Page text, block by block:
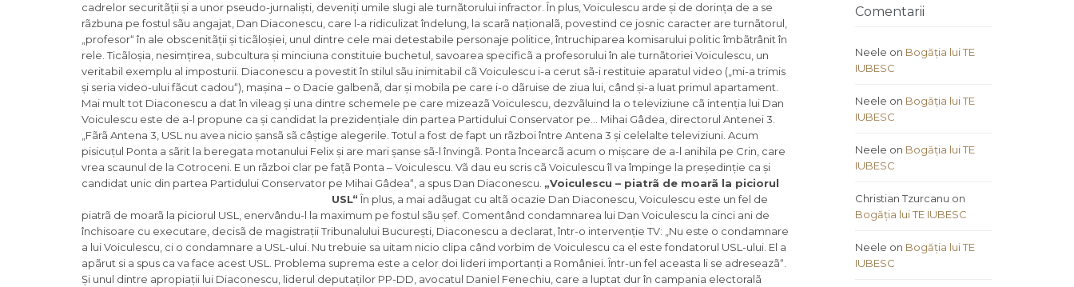
cadrelor securitãții și a unor pseudo-jurnaliști, deveniți umile slugi ale turnãtorului infractor. În plus, Voiculescu arde și de dorința de a se
rãzbuna pe fostul sãu angajat, Dan Diaconescu, care l-a ridiculizat îndelung, la scarã naționalã, povestind ce josnic caracter are turnãtorul,
„profesor“ în ale obscenitãții și ticãloșiei, unul dintre cele mai detestabile personaje politice, întruchiparea komisarului politic îmbãtrânit în
rele. Ticãloșia, nesimțirea, subcultura și minciuna constituie buchetul, savoarea specificã a profeso­rului în ale turnãtoriei Voiculescu, un
veritabil exemplu al imposturii. Diaconescu a povestit în stilul sãu inimitabil cã Voiculescu i-a cerut sã-i restituie aparatul video („mi-a trimis
și seria video-ului fãcut cadou“), mașina – o Dacie galbenã, dar și mobila pe care i-o dãruise de ziua lui, când și-a luat primul apartament.
Mai mult tot Diaconescu a dat în vileag și una dintre schemele pe care mizeazã Voiculescu, dezvãluind la o televiziune cã intenția lui Dan
Voiculescu este de a-l propune ca și candidat la prezidențiale din partea Partidului Conservator pe… Mihai Gâdea, directorul Antenei 3.
„Fãrã Antena 3, USL nu avea nicio șansã sã câștige alegerile. Totul a fost de fapt un rãzboi între Antena 3 și celelalte televiziuni. Acum
pisicuțul Ponta a sãrit la beregata motanului Felix și are mari șanse sã-l învingã. Ponta încearcã acum o mișcare de a-l anihila pe Crin, care
vrea scaunul de la Cotroceni. E un rãzboi clar pe fațã Ponta – Voiculescu. Vã dau eu scris cã Voiculescu îl va împinge la președinție ca și
candidat unic din partea Partidului Conservator pe Mihai Gâdea“, a spus Dan Diaconescu. „Voiculescu – piatrã de moarã la piciorul
USL“ În plus, a mai adãugat cu altã ocazie Dan Diaconescu, Voiculescu este un fel de
piatrã de moarã la piciorul USL, enervându-l la maximum pe fostul sãu șef. Comentând condamnarea lui Dan Voiculescu la cinci ani de
închisoare cu executare, decisã de magistrații Tribunalului București, Diaconescu a declarat, într-o intervenție TV: „Nu este o condamnare
a lui Voiculescu, ci o condamnare a USL-ului. Nu trebuie sa uitam nicio clipa când vorbim de Voiculescu ca el este fondatorul USL-ului. El a
apãrut si a spus ca va face acest USL. Problema suprema este a celor doi lideri importanți a României. Într-un fel aceasta li se adreseazã“.
Și unul dintre apropiații lui Diaco­nescu, liderul deputaților PP-DD, avocatul Daniel Fenechiu, care a luptat dur în campania electoralã
Comentarii
Neele on Bogăția lui TE
IUBESC
Neele on Bogăția lui TE
IUBESC
Neele on Bogăția lui TE
IUBESC
Christian Tzurcanu on
Bogăția lui TE IUBESC
Neele on Bogăția lui TE
IUBESC